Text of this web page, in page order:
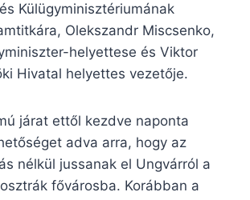
Külügyminisztériumának
Olekszandr Miscsenko,
helyettese és Viktor
Hivatal helyettes vezetője.
járat ettől kezdve naponta
adva arra, hogy az
nélkül jussanak el Ungvárról a
fővárosba. Korábban a